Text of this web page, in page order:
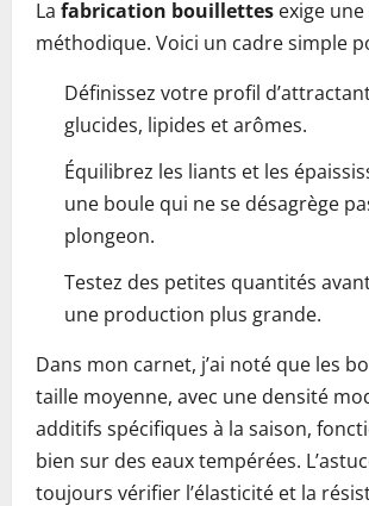
La fabrication bouillettes exige
méthodique. Voici un cadre simple
Définissez votre profil
glucides, lipides et arômes.
Équilibrez les liants et les
une boule qui ne se désagrège
plongeon.
Testez des petites quantités
une production plus grande.
Dans mon carnet, j’ai noté que les
taille moyenne, avec une densité
additifs spécifiques à la saison,
bien sur des eaux tempérées.
toujours vérifier l’élasticité et la